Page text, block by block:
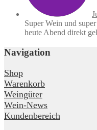
Super Wein und
heute Abend direkt
Navigation
Shop
Warenkorb
Weingüter
Wein-News
Kundenbereich